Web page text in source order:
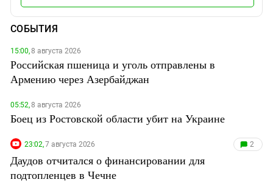
СОБЫТИЯ
15:00,8 августа 2026
Российская пшеница и уголь отправлены в
Армению через Азербайджан
05:52,8 августа 2026
Боец из Ростовской области убит на Украине
23:02,7 августа 2026 2
Даудов отчитался о финансировании для
подтопленцев в Чечне